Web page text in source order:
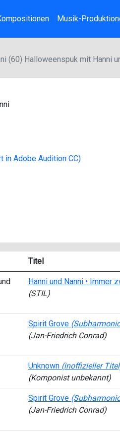
Musik-
(60) Halloweenspuk mit Hanni
in Adobe Audition CC)
Titel
Hanni und Nanni • Immer
(STIL)
Spirit Grove
(Jan-Friedrich Conrad)
Unknown (inoffizieller
(Komponist unbekannt)
Spirit Grove
(Jan-Friedrich Conrad)